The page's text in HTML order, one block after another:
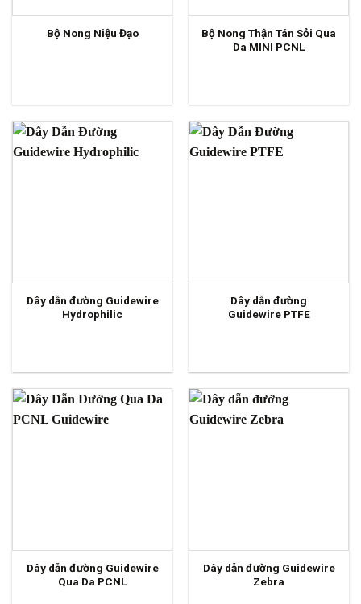
Bộ Nong Niệu Đạo
Bộ Nong Thận Tán Sỏi Qua
Da MINI PCNL
Dây dẫn đường Guidewire
Hydrophilic
Dây dẫn đường
Guidewire PTFE
Dây dẫn đường Guidewire
Qua Da PCNL
Dây dẫn đường Guidewire
Zebra